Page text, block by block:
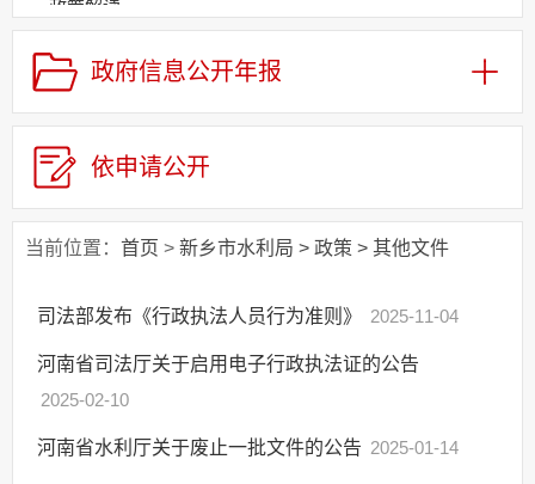
政策解读
政府信息公开年报
依申请公开
当前位置： 首页 > 新乡市水利局 > 政策 > 其他文件
司法部发布《行政执法人员行为准则》 2025-11-04
河南省司法厅关于启用电子行政执法证的公告
2025-02-10
河南省水利厅关于废止一批文件的公告 2025-01-14